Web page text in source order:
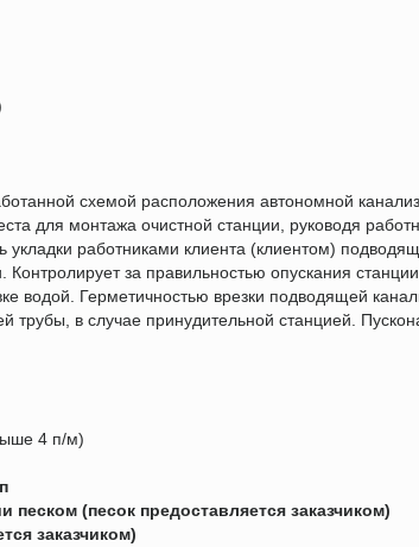
схемой расположения автономной
для монтажа очистной станции, руководя
работниками клиента (клиентом)
за правильностью опускания станции
водой. Герметичностью врезки подводящей
трубы, в случае принудительной станцией.
4 п/м)
(песок предоставляется заказчиком)
заказчиком)